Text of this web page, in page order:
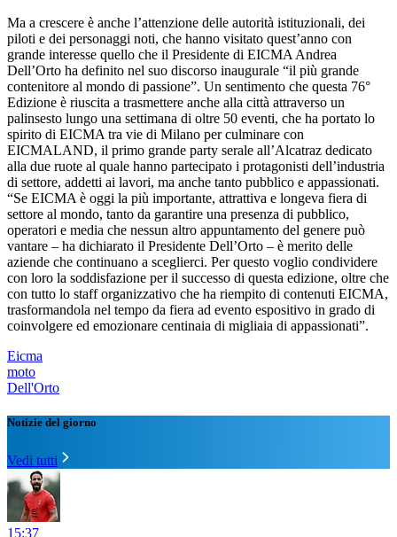
Ma a crescere è anche l’attenzione delle autorità istituzionali, dei
piloti e dei personaggi noti, che hanno visitato quest’anno con
grande interesse quello che il Presidente di EICMA Andrea
Dell’Orto ha definito nel suo discorso inaugurale “il più grande
contenitore al mondo di passione”. Un sentimento che questa 76°
Edizione è riuscita a trasmettere anche alla città attraverso un
palinsesto lungo una settimana di oltre 50 eventi, che ha portato lo
spirito di EICMA tra vie di Milano per culminare con
EICMALAND, il primo grande party serale all’Alcatraz dedicato
alla due ruote al quale hanno partecipato i protagonisti dell’industria
di settore, addetti ai lavori, ma anche tanto pubblico e appassionati.
“Se EICMA è oggi la più importante, attrattiva e longeva fiera di
settore al mondo, tanto da garantire una presenza di pubblico,
operatori e media che nessun altro appuntamento del genere può
vantare – ha dichiarato il Presidente Dell’Orto – è merito delle
aziende che continuano a sceglierci. Per questo voglio condividere
con loro la soddisfazione per il successo di questa edizione, oltre che
con tutto lo staff organizzativo che ha riempito di contenuti EICMA,
trasformandola nel tempo da fiera ad evento espositivo in grado di
coinvolgere ed emozionare centinaia di migliaia di appassionati”.
Eicma
moto
Dell'Orto
Notizie del giorno
Vedi tutti
15:37